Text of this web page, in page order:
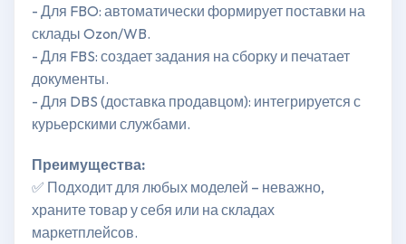
- Для FBO: автоматически формирует поставки на
склады Ozon/WB.
- Для FBS: создает задания на сборку и печатает
документы.
- Для DBS (доставка продавцом): интегрируется с
курьерскими службами.
Преимущества:
✅ Подходит для любых моделей – неважно,
храните товар у себя или на складах
маркетплейсов.